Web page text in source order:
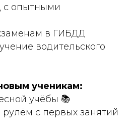
с опытными
в ГИБДД
водительского
ученикам:
учёбы 📚
рулём с первых занятий